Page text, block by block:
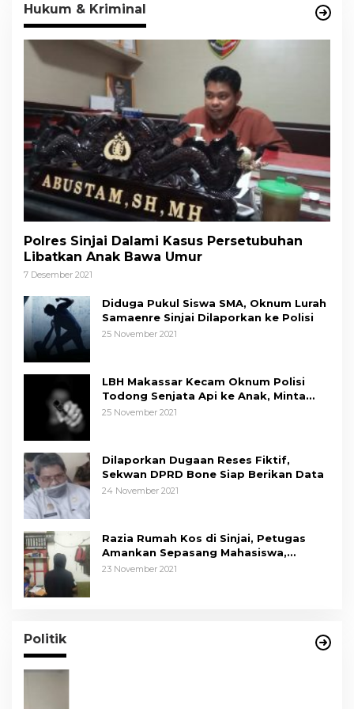
Hukum & Kriminal
Polres Sinjai Dalami Kasus Persetubuhan
Libatkan Anak Bawa Umur
7 Desember 2021
Diduga Pukul Siswa SMA, Oknum Lurah
Samaenre Sinjai Dilaporkan ke Polisi
25 November 2021
LBH Makassar Kecam Oknum Polisi
Todong Senjata Api ke Anak, Minta
Kapolda Sulsel Tindak Tegas
25 November 2021
Dilaporkan Dugaan Reses Fiktif,
Sekwan DPRD Bone Siap Berikan Data
24 November 2021
Razia Rumah Kos di Sinjai, Petugas
Amankan Sepasang Mahasiswa,
Mengaku Berpacaran
23 November 2021
Politik